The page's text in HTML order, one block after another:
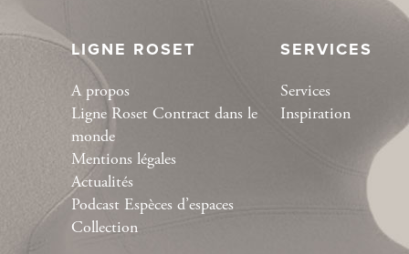
LIGNE ROSET
A propos
Ligne Roset Contract dans le
monde
Mentions légales
Actualités
Podcast Espèces d’espaces
Collection
SERVICES
Services
Inspiration